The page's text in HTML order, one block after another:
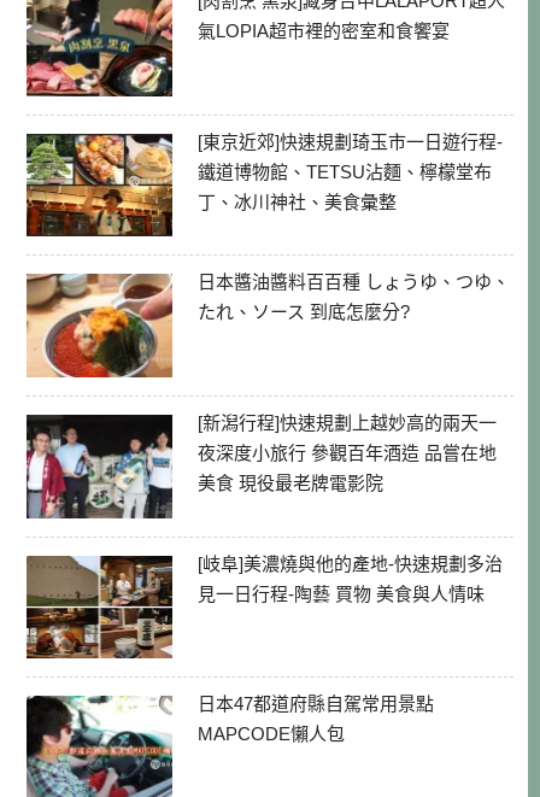
氣LOPIA超市裡的密室和食饗宴
[東京近郊]快速規劃琦玉市一日遊行程-
鐵道博物館、TETSU沾麵、檸檬堂布
丁、冰川神社、美食彙整
日本醬油醬料百百種 しょうゆ、つゆ、
たれ、ソース 到底怎麼分?
[新潟行程]快速規劃上越妙高的兩天一
夜深度小旅行 參觀百年酒造 品嘗在地
美食 現役最老牌電影院
[岐阜]美濃燒與他的產地-快速規劃多治
見一日行程-陶藝 買物 美食與人情味
日本47都道府縣自駕常用景點
MAPCODE懶人包